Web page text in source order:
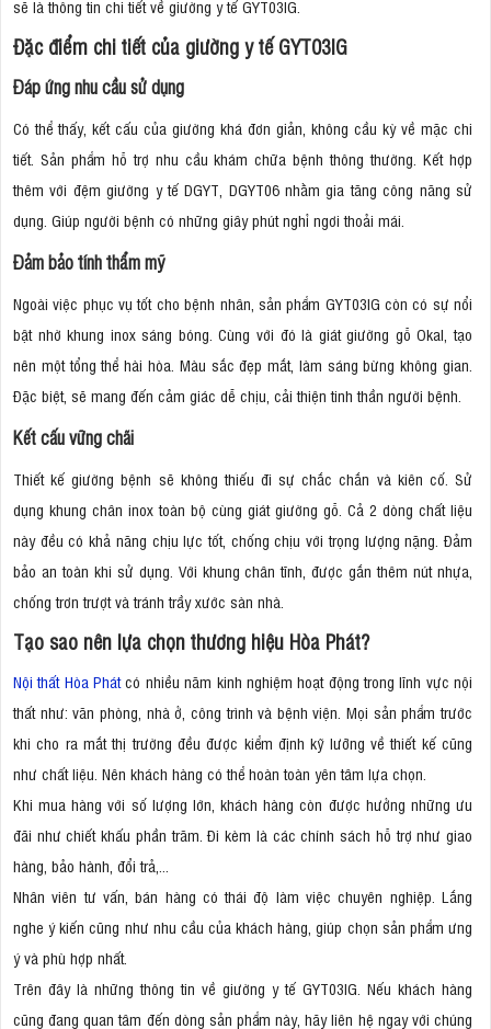
sẽ là thông tin chi tiết về giường y tế GYT03IG.
Đặc điểm chi tiết của giường y tế GYT03IG
Đáp ứng nhu cầu sử dụng
Có thể thấy, kết cấu của giường khá đơn giản, không cầu kỳ về mặc chi
tiết. Sản phẩm hỗ trợ nhu cầu khám chữa bệnh thông thường. Kết hợp
thêm với đệm giường y tế DGYT, DGYT06 nhằm gia tăng công năng sử
dụng. Giúp người bệnh có những giây phút nghỉ ngơi thoải mái.
Đảm bảo tính thẩm mỹ
Ngoài việc phục vụ tốt cho bệnh nhân, sản phẩm GYT03IG còn có sự nổi
bật nhờ khung inox sáng bóng. Cùng với đó là giát giường gỗ Okal, tạo
nên một tổng thể hài hòa. Màu sắc đẹp mắt, làm sáng bừng không gian.
Đặc biệt, sẽ mang đến cảm giác dễ chịu, cải thiện tinh thần người bệnh.
Kết cấu vững chãi
Thiết kế giường bệnh sẽ không thiếu đi sự chắc chắn và kiên cố. Sử
dụng khung chân inox toàn bộ cùng giát giường gỗ. Cả 2 dòng chất liệu
này đều có khả năng chịu lực tốt, chống chịu với trọng lượng nặng. Đảm
bảo an toàn khi sử dụng. Với khung chân tĩnh, được gắn thêm nút nhựa,
chống trơn trượt và tránh trầy xước sàn nhà.
Tạo sao nên lựa chọn thương hiệu Hòa Phát?
Nội thất Hòa Phátcó nhiều năm kinh nghiệm hoạt động trong lĩnh vực nội
thất như: văn phòng, nhà ở, công trình và bệnh viện. Mọi sản phẩm trước
khi cho ra mắt thị trường đều được kiểm định kỹ lưỡng về thiết kế cũng
như chất liệu. Nên khách hàng có thể hoàn toàn yên tâm lựa chọn.
Khi mua hàng với số lượng lớn, khách hàng còn được hưởng những ưu
đãi như chiết khấu phần trăm. Đi kèm là các chính sách hỗ trợ như giao
hàng, bảo hành, đổi trả,...
Nhân viên tư vấn, bán hàng có thái độ làm việc chuyên nghiệp. Lắng
nghe ý kiến cũng như nhu cầu của khách hàng, giúp chọn sản phẩm ưng
ý và phù hợp nhất.
Trên đây là những thông tin về giường y tế GYT03IG. Nếu khách hàng
cũng đang quan tâm đến dòng sản phẩm này, hãy liên hệ ngay với chúng